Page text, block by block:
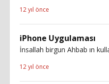
12 yıl önce
iPhone Uygulaması
İnsallah birgun Ahbab ın
12 yıl önce